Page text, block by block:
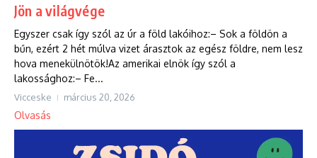
Jön a világvége
Egyszer csak így szól az úr a föld lakóihoz:– Sok a földön a
bűn, ezért 2 hét múlva vizet árasztok az egész földre, nem lesz
hova menekülnötök!Az amerikai elnök így szól a
lakossághoz:– Fe...
Vicceske március 20, 2026
Olvasás